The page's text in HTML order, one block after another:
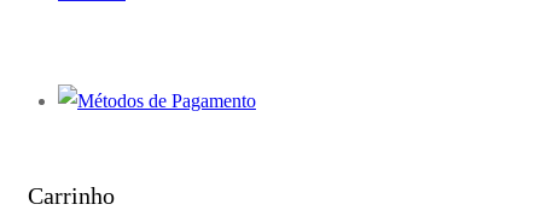
Carrinho